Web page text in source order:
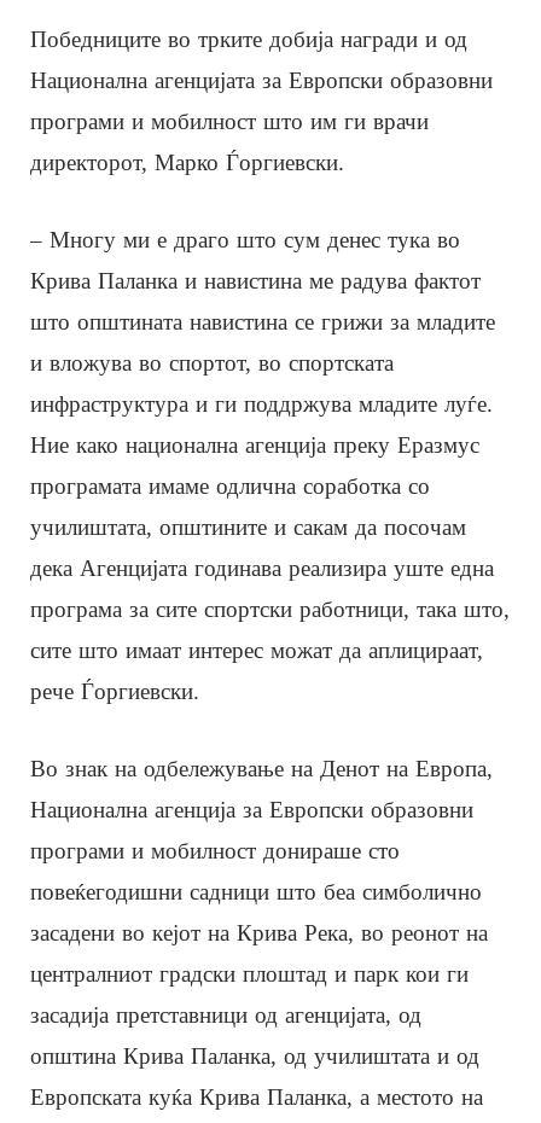
Победниците во трките добија награди и од
Национална агенцијата за Европски образовни
програми и мобилност што им ги врачи
директорот, Марко Ѓоргиевски.
– Многу ми е драго што сум денес тука во
Крива Паланка и навистина ме радува фактот
што општината навистина се грижи за младите
и вложува во спортот, во спортската
инфраструктура и ги поддржува младите луѓе.
Ние како национална агенција преку Еразмус
програмата имаме одлична соработка со
училиштата, општините и сакам да посочам
дека Агенцијата годинава реализира уште една
програма за сите спортски работници, така што,
сите што имаат интерес можат да аплицираат,
рече Ѓоргиевски.
Во знак на одбележување на Денот на Европа,
Национална агенција за Европски образовни
програми и мобилност донираше сто
повеќегодишни садници што беа симболично
засадени во кејот на Крива Река, во реонот на
централниот градски плоштад и парк кои ги
засадија претставници од агенцијата, од
општина Крива Паланка, од училиштата и од
Европската куќа Крива Паланка, а местото на